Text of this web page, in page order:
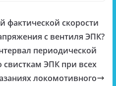
скорости
с вентиля ЭПК?
периодической
свисткам ЭПК при всех
локомотивного